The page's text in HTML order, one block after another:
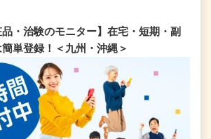
品・治験のモニター】在宅・短期・副
単登録！＜九州・沖縄＞